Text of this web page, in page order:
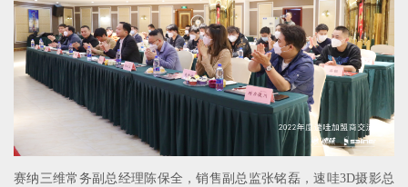
赛纳三维常务副总经理陈保全，销售副总监张铭磊，速哇3D摄影总